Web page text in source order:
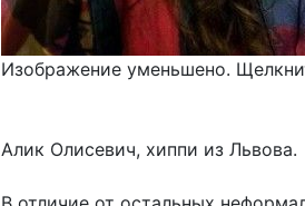
Изображение уменьшено.
Алик Олисевич, хиппи из Львова.